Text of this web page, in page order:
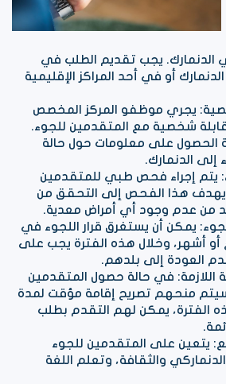
الدنمارك. يجب تقديم الطلب في
أو في أحد المراكز الإقليمية
يجري موظفو المركز المخصص
شخصية مع المتقدمين للجوء.
الحصول على معلومات حول حالة
إلى الدنمارك.
يتم إجراء فحص طبي للمتقدمين
هذا الفحص إلى التحقق من
من عدم وجود أي أمراض معدية.
يمكن أن يستغرق قرار اللجوء في
أو أشهر، وخلال هذه الفترة يجب على
العودة إلى بلدهم.
اللازمة: في حالة حصول المتقدمين
سيتم منحهم تصريح إقامة مؤقت لمدة
الفترة، يمكن لهم التقدم بطلب
يتعين على المتقدمين للجوء
والثقافة، وتعلم اللغة